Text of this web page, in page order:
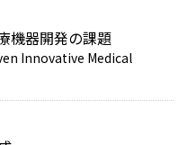
機器開発の課題
Innovative Medical